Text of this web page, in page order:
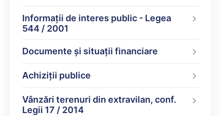
Informații de interes public - Legea
544 / 2001
Documente şi situaţii financiare
Achiziții publice
Vânzări terenuri din extravilan, conf.
Legii 17 / 2014